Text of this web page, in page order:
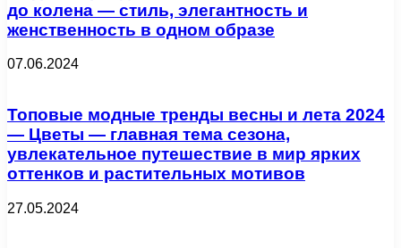
до колена — стиль, элегантность и
женственность в одном образе
07.06.2024
Топовые модные тренды весны и лета 2024
— Цветы — главная тема сезона,
увлекательное путешествие в мир ярких
оттенков и растительных мотивов
27.05.2024